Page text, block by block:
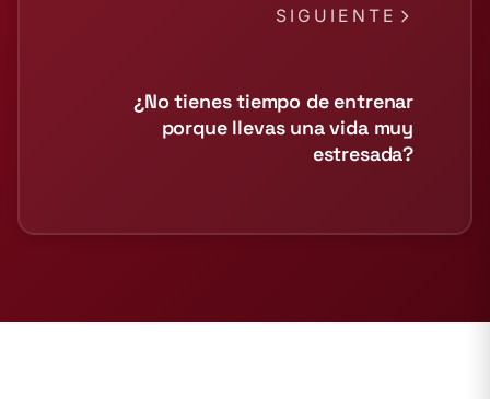
SIGUIENTE
¿No tienes tiempo de entrenar
porque llevas una vida muy
estresada?